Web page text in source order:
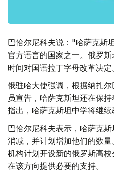
巴恰尔尼科夫说："哈萨克斯
官方语言的国家之一。俄罗
时间对国语拉丁字母改革决
俄驻哈大使强调，根据纳扎
员宣告，哈萨克斯坦还在保
指出，哈萨克斯坦中学将继续
巴恰尔尼科夫表示，哈萨克
消减，并计划增加他们的数
机构计划开设新的俄罗斯高
在该方向提供必要的支持。